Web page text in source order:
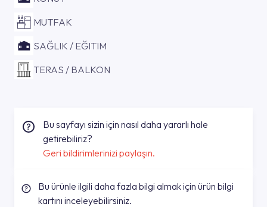
MUTFAK
SAĞLIK / EĞITIM
TERAS / BALKON
Bu sayfayı sizin için nasıl daha yararlı hale
getirebiliriz?
Geri bildirimlerinizi paylaşın.
Bu ürünle ilgili daha fazla bilgi almak için ürün bilgi
kartını inceleyebilirsiniz.